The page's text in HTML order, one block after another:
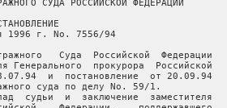
СУДА РОССИЙСКОЙ ФЕДЕРАЦИИ
1996 г. No. 7556/94
Суда  Российской  Федерации
Генерального  прокурора  Российской
и  постановление  от 20.09.94
суда по делу No. 59/1.
судьи  и  заключение  заместителя